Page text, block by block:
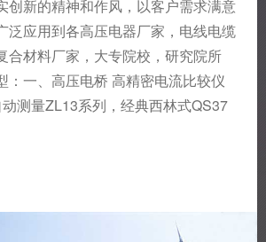
创新的精神和作风，以客户需求满意
泛应用到各高压电器厂家，电线电缆
合材料厂家，大专院校，研究院所
：一、高压电桥 高精密电流比较仪
测量ZL13系列，经典西林式QS37